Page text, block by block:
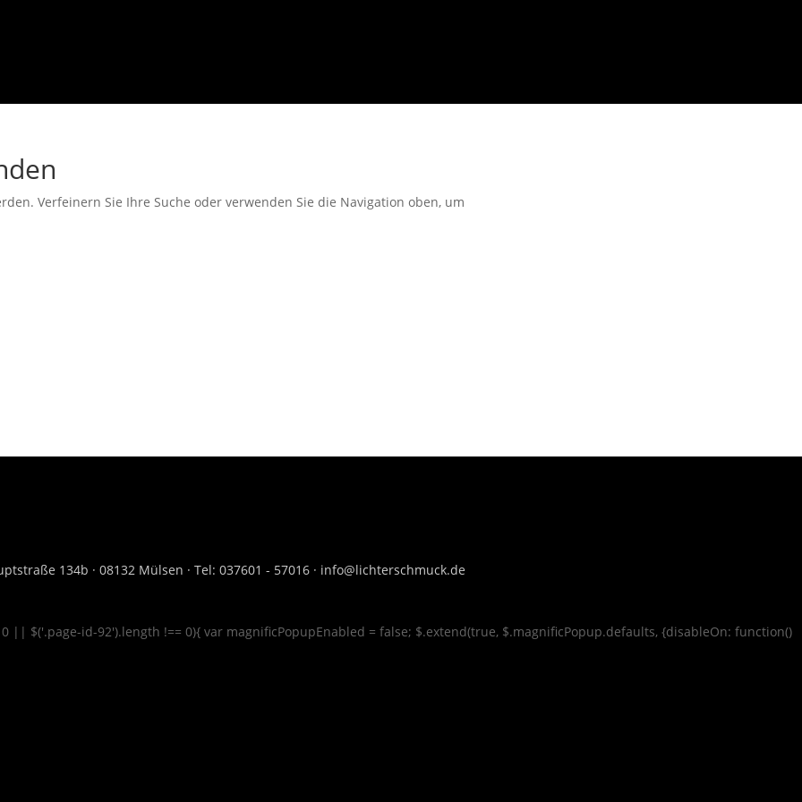
Verfeinern Sie Ihre Suche oder verwenden Sie die Navigation oben, um
134b · 08132 Mülsen · Tel: 037601 - 57016 · info@lichterschmuck.de
|| $('.page-id-92').length !== 0){ var magnificPopupEnabled = false; $.extend(true, $.magnificPopup.defaults, {disableOn: function()